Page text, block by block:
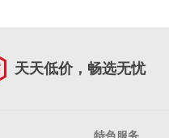
天天低价，畅选无忧